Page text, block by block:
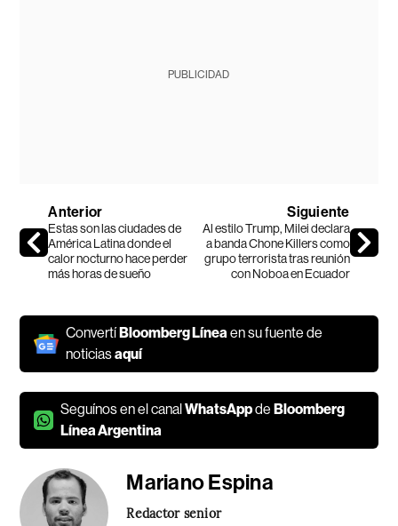
PUBLICIDAD
Anterior
Estas son las ciudades de
América Latina donde el
calor nocturno hace perder
más horas de sueño
Siguiente
Al estilo Trump, Milei declara
a banda Chone Killers como
grupo terrorista tras reunión
con Noboa en Ecuador
ConvertíBloomberg Líneaen su fuente de
noticiasaquí
Seguínos en el canalWhatsAppdeBloomberg
Línea Argentina
Mariano Espina
Redactor senior